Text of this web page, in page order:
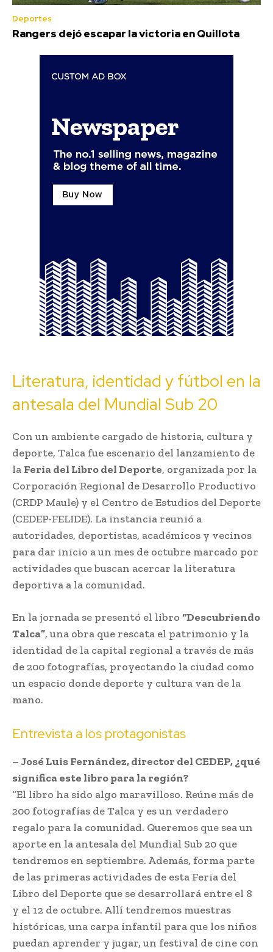
Deportes
Rangers dejó escapar la victoria en Quillota
Literatura, identidad y fútbol en la
antesala del Mundial Sub 20
Con un ambiente cargado de historia, cultura y
deporte, Talca fue escenario del lanzamiento de
la Feria del Libro del Deporte, organizada por la
Corporación Regional de Desarrollo Productivo
(CRDP Maule) y el Centro de Estudios del Deporte
(CEDEP-FELIDE). La instancia reunió a
autoridades, deportistas, académicos y vecinos
para dar inicio a un mes de octubre marcado por
actividades que buscan acercar la literatura
deportiva a la comunidad.
En la jornada se presentó el libro “Descubriendo
Talca”, una obra que rescata el patrimonio y la
identidad de la capital regional a través de más
de 200 fotografías, proyectando la ciudad como
un espacio donde deporte y cultura van de la
mano.
Entrevista a los protagonistas
– José Luis Fernández, director del CEDEP, ¿qué
significa este libro para la región?
“El libro ha sido algo maravilloso. Reúne más de
200 fotografías de Talca y es un verdadero
regalo para la comunidad. Queremos que sea un
aporte en la antesala del Mundial Sub 20 que
tendremos en septiembre. Además, forma parte
de las primeras actividades de esta Feria del
Libro del Deporte que se desarrollará entre el 8
y el 12 de octubre. Allí tendremos muestras
históricas, una carpa infantil para que los niños
puedan aprender y jugar, un festival de cine con